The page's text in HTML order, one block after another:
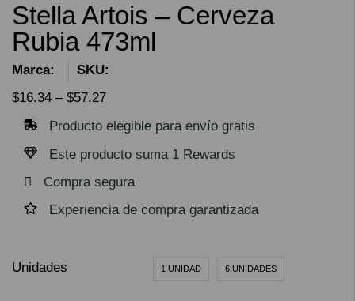
Stella Artois – Cerveza
Rubia 473ml
Marca:
SKU:
$16.34 – $57.27
Producto elegible para envío gratis
Este producto suma 1 Rewards
Compra segura
Experiencia de compra garantizada
Unidades 1 UNIDAD 6 UNIDADES